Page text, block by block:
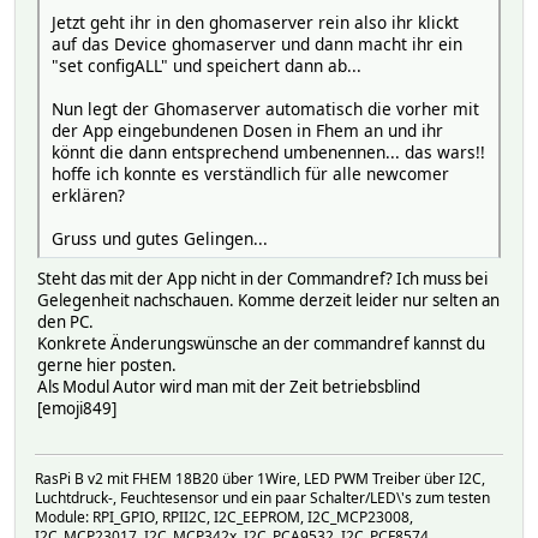
2018-12-27_16:06:05 GHoma_d34a50 power: 113.44
2018-12-27_16:06:05 GHoma_d34a50 maxpower: 137.69
2018-12-27_16:06:05 GHoma_d34a50 cosphi: 0.82
2018-12-27_16:09:55 GHoma_d34a50 offline
2018-12-27_16:09:56 GHoma_d348a2 voltage: 228.35
2018-12-27_16:11:42 GHoma_d34a50 Initialize...
2018-12-27_16:11:45 GHoma_d34a50 on
2018-12-27_16:11:45 GHoma_d34a50 source: local
2018-12-27_16:12:42 GHoma_d34a50 offline
2018-12-27_16:13:04 GHoma_d34a50 Initialize...
2018-12-27_16:13:06 GHoma_d34a50 on
2018-12-27_16:13:06 GHoma_d34a50 source: local
2018-12-27_16:13:12 GHoma_d34a50 energy: 32.589
2018-12-27_16:13:17 GHoma_d34a50 voltage: 232.46
2018-12-27_16:13:17 GHoma_d34a50 current: 0.59
2018-12-27_16:13:17 GHoma_d34a50 power: 113.05
2018-12-27_16:13:18 GHoma_d34a50 maxpower: 137.15
2018-12-27_16:13:18 GHoma_d34a50 frequency: 50.01
2018-12-27_16:14:41 GHoma_d348a2 voltage: 227.8
2018-12-27_16:15:18 GHoma_d348a2 energy: 6.519
2018-12-27_16:15:29 GHoma_d348a2 voltage: 229.98
Jetzt geht ihr in den ghomaserver rein also ihr klickt
auf das Device ghomaserver und dann macht ihr ein
"set configALL" und speichert dann ab...
Nun legt der Ghomaserver automatisch die vorher mit
der App eingebundenen Dosen in Fhem an und ihr
könnt die dann entsprechend umbenennen... das wars!!
hoffe ich konnte es verständlich für alle newcomer
erklären?
Gruss und gutes Gelingen...
Steht das mit der App nicht in der Commandref? Ich muss bei
Gelegenheit nachschauen. Komme derzeit leider nur selten an
den PC.
Konkrete Änderungswünsche an der commandref kannst du
gerne hier posten.
Als Modul Autor wird man mit der Zeit betriebsblind
[emoji849]
RasPi B v2 mit FHEM 18B20 über 1Wire, LED PWM Treiber über I2C,
Luchtdruck-, Feuchtesensor und ein paar Schalter/LED\'s zum testen
Module: RPI_GPIO, RPII2C, I2C_EEPROM, I2C_MCP23008,